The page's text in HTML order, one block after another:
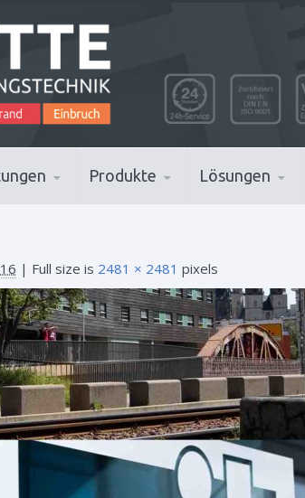
Produkte Lösungen
| Full size is 2481 × 2481 pixels